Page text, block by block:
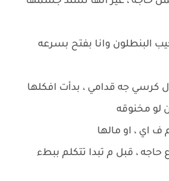
البنطلون وانا بفتح بسرعه
كرسي جه قدامي ، بدأت افكلها
لو مخنوقه
اي ، او مالها
، قبل م تبدا تتكلم ببطء